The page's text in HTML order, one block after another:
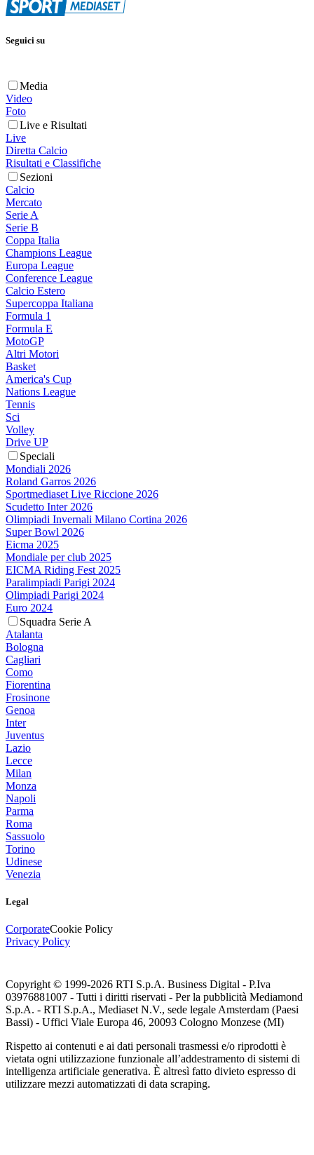
Seguici su
Media
Video
Foto
Live e Risultati
Live
Diretta Calcio
Risultati e Classifiche
Sezioni
Calcio
Mercato
Serie A
Serie B
Coppa Italia
Champions League
Europa League
Conference League
Calcio Estero
Supercoppa Italiana
Formula 1
Formula E
MotoGP
Altri Motori
Basket
America's Cup
Nations League
Tennis
Sci
Volley
Drive UP
Speciali
Mondiali 2026
Roland Garros 2026
Sportmediaset Live Riccione 2026
Scudetto Inter 2026
Olimpiadi Invernali Milano Cortina 2026
Super Bowl 2026
Eicma 2025
Mondiale per club 2025
EICMA Riding Fest 2025
Paralimpiadi Parigi 2024
Olimpiadi Parigi 2024
Euro 2024
Squadra Serie A
Atalanta
Bologna
Cagliari
Como
Fiorentina
Frosinone
Genoa
Inter
Juventus
Lazio
Lecce
Milan
Monza
Napoli
Parma
Roma
Sassuolo
Torino
Udinese
Venezia
Legal
CorporateCookie Policy
Privacy Policy
Copyright © 1999-2026 RTI S.p.A. Business Digital - P.Iva
03976881007 - Tutti i diritti riservati - Per la pubblicità Mediamond
S.p.A. - RTI S.p.A., Mediaset N.V., sede legale Amsterdam (Paesi
Bassi) - Uffici Viale Europa 46, 20093 Cologno Monzese (MI)
Rispetto ai contenuti e ai dati personali trasmessi e/o riprodotti è
vietata ogni utilizzazione funzionale all’addestramento di sistemi di
intelligenza artificiale generativa. È altresì fatto divieto espresso di
utilizzare mezzi automatizzati di data scraping.